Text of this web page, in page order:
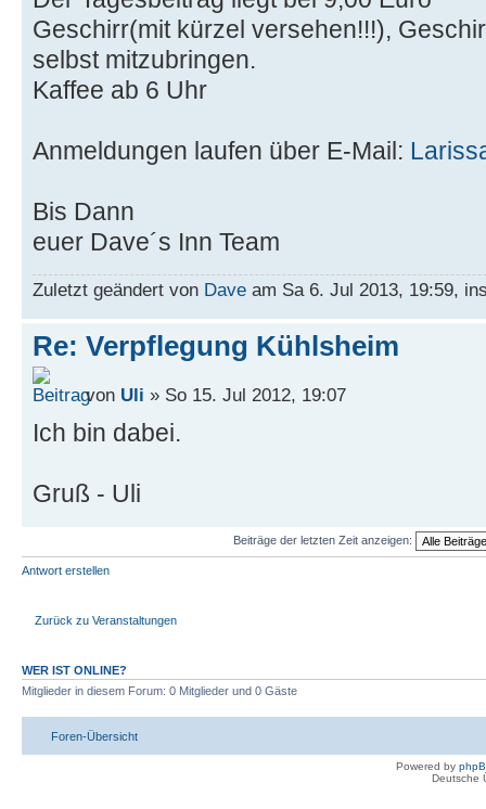
Geschirr(mit kürzel versehen!!!),
selbst mitzubringen.
Kaffee ab 6 Uhr
Anmeldungen laufen über E-Mail:
Bis Dann
euer Dave´s Inn Team
Zuletzt geändert von Dave am Sa 6. Jul 2013, 19:59,
Re: Verpflegung Kühlsheim
von Uli » So 15. Jul 2012, 19:07
Ich bin dabei.
Gruß - Uli
Beiträge der letzten Zeit anzeigen:
Antwort erstellen
Zurück zu Veranstaltungen
WER IST ONLINE?
Mitglieder in diesem Forum: 0 Mitglieder und 0 Gäste
Foren-Übersicht
Powered by
Deutsche